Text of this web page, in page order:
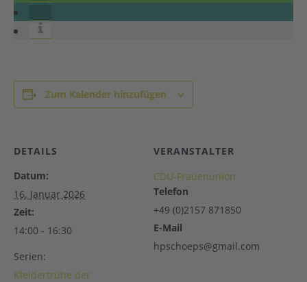
Zum Kalender hinzufügen
DETAILS
Datum:
16. Januar 2026
Zeit:
14:00 - 16:30
Serien:
Kleidertruhe der
VERANSTALTER
CDU-Frauenunion
Telefon
+49 (0)2157 871850
E-Mail
hpschoeps@gmail.com